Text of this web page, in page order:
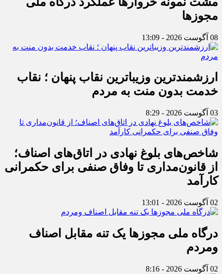
مجوزها
08 آگوست 2026 - 13:09
ارزشمندترین وزیباترین نقاب پنهان ؛ نقاب
خدمت بدون منت به مردم
03 آگوست 2026 - 8:29
شاخص‌های بلوغ نهادی در اتاق‌های اصناف؛
از قانون‌مداری تا وفاق صنفی برای حکمرانی
کارآمد
02 آگوست 2026 - 13:01
درگاه ملی مجوزها یک تنه مقابل اصناف
ومردم
02 آگوست 2026 - 8:16